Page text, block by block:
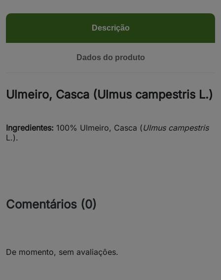
Descrição
Dados do produto
Ulmeiro, Casca (Ulmus campestris L.)
Ingredientes: 100% Ulmeiro, Casca (Ulmus campestris
L.).
Comentários (0)
De momento, sem avaliações.